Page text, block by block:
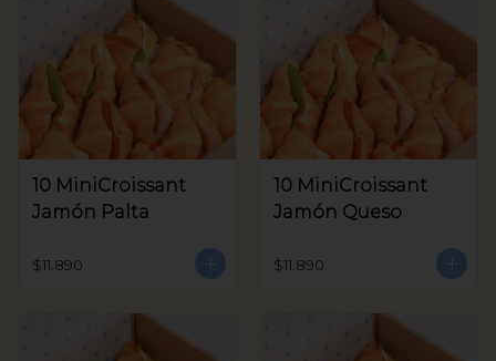
10 MiniCroissant
Jamón Palta
$11.890
10 MiniCroissant
Jamón Queso
$11.890